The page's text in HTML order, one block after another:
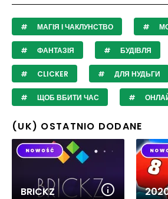
МАГІЯ І ЧАКЛУНСТВО
ФАНТАЗІЯ БУДІВЛЯ
CLICKER ДЛЯ НУДЬГИ
ЩОБ ВБИТИ ЧАС
(UK) OSTATNIO DODANE
BRICKZ